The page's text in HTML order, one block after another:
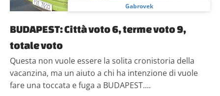
Gabrovek
BUDAPEST: Città voto 6, terme voto 9,
totale voto
Questa non vuole essere la solita cronistoria della
vacanzina, ma un aiuto a chi ha intenzione di vuole
fare una toccata e fuga a BUDAPEST....